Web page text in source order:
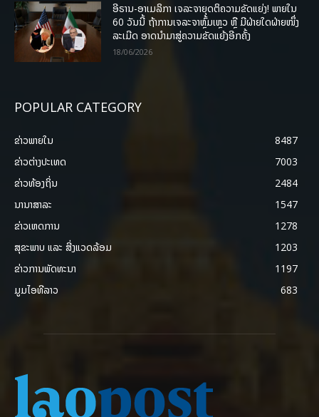
ອີຣານ-ອາເມລິກາ ເຈລະຈາຍຸດຕິຄວາມຂັດແຍ່ງ! ພາຍໃນ
60 ວັນນີ້ ຖ້າການເຈລະຈາຫຼົ້ມເຫຼວ ຫຼື ມີຝ່າຍໃດຝ່າຍໜຶ່ງ
ລະເມີດ ອາດນໍາມາສູ່ຄວາມຂັດແຍ້ງອີກຄັ້ງ
18/06/2026
POPULAR CATEGORY
ຂ່າວພາຍ​ໃນ
8487
ຂ່າວຕ່າງປະເທດ
7003
ຂ່າວທ້ອງຖິ່ນ
2484
ນານາສາລະ
1547
ຂ່າວເຫດການ
1278
ສຸຂະພາບ ແລະ ສີ່ງແວດລ້ອມ
1203
ຂ່າວການພັດທະນາ
1197
ມູມໄອທີລາວ
683